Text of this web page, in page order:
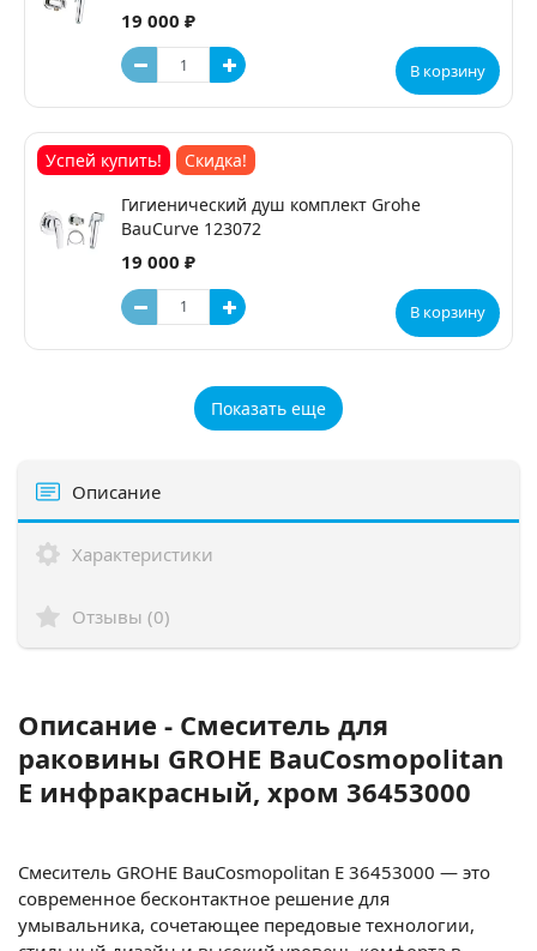
19 000 ₽
В корзину
Успей купить!
Скидка!
Гигиенический душ комплект Grohe
BauCurve 123072
19 000 ₽
В корзину
Показать еще
Описание
Характеристики
Отзывы (0)
Описание - Смеситель для
раковины GROHE BauCosmopolitan
E инфракрасный, хром 36453000
Смеситель GROHE BauCosmopolitan E 36453000 — это
современное бесконтактное решение для
умывальника, сочетающее передовые технологии,